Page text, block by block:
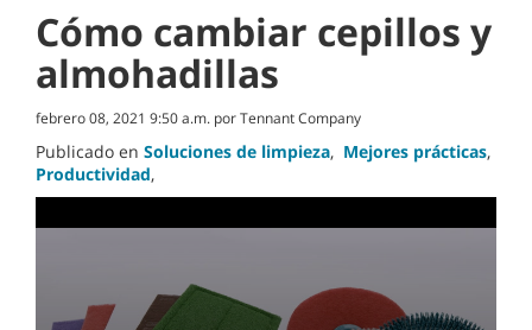
Cómo cambiar cepillos y
almohadillas
febrero 08, 2021 9:50 a.m. por Tennant Company
Publicado en Soluciones de limpieza, Mejores prácticas,
Productividad,
seconds
seconds